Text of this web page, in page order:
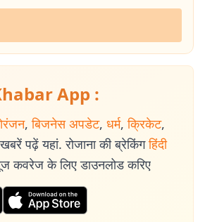
App :
, बिजनेस अपडेट, धर्म, क्रिकेट,
पढ़ें यहां. रोजाना की ब्रेकिंग हिंदी
कवरेज के लिए डाउनलोड करिए